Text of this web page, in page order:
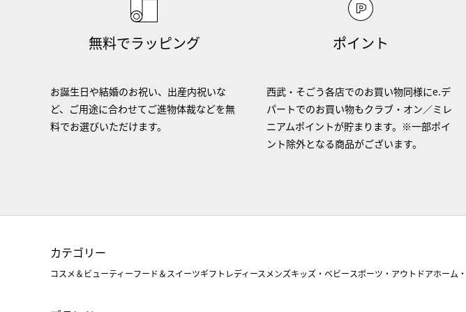
無料でラッピング
お誕生日や結婚のお祝い、出産内祝いな
ど、ご用途に合わせてご進物体裁などを無
料でお選びいただけます。
ポイント
西武・そごう各店でのお買い物同様にe.デ
パートでのお買い物もクラブ・オン／ミレ
ニアムポイントが貯まります。※一部ポイ
ント除外となる商品がございます。
カテゴリー
コスメ＆ビューティーフード＆スイーツギフト レディースメンズキッズ・ベビースポーツ・アウトドアホーム